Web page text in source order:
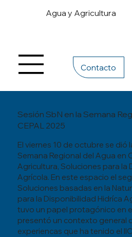
Agua y Agricultura
Contacto
Sesión SbN en la Semana
CEPAL 2025
El viernes 10 de octubre se dió
Semana Regional del Agua en
Agricultura, Soluciones para la
Agrícola. En este espacio el
Soluciones basadas en la
para la Disponibilidad Hidríca
tuvo un papel protagónico en
presentó un contexto general
experiencas que ha tenido el